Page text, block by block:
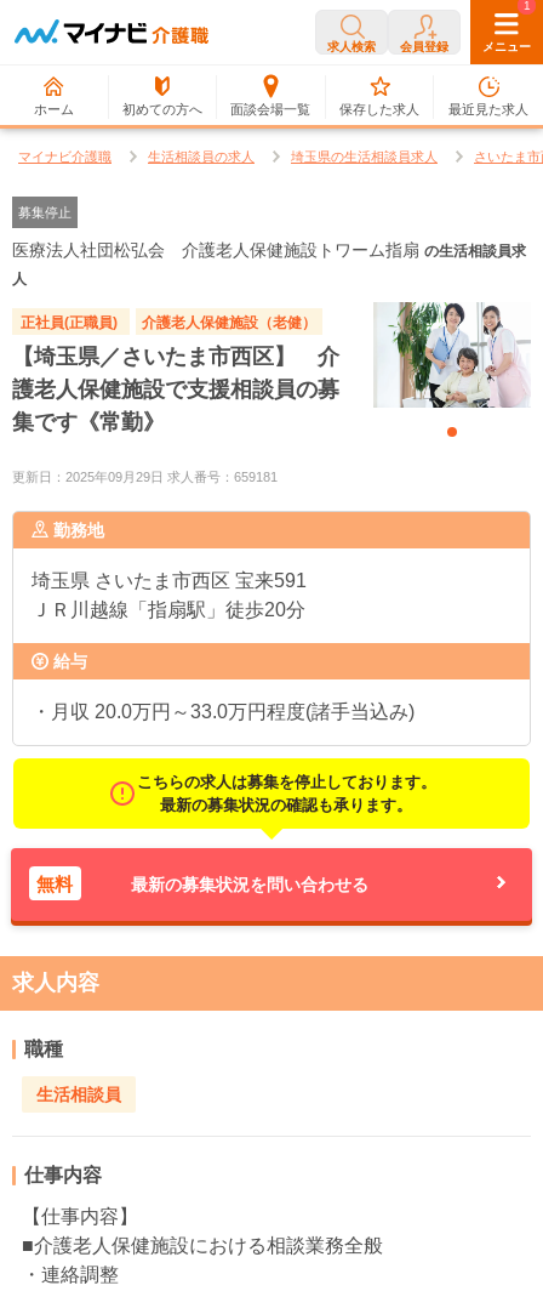
求人検索 会員登録 メニュー
ホーム 初めての方へ 面談会場一覧
0
保存した求人
1
最近見た求人
マイナビ介護職 生活相談員の求人 埼玉県の生活相談員求人 さいたま
募集停止
医療法人社団松弘会 介護老人保健施設トワーム指扇 の生活相談員求
人
正社員(正職員) 介護老人保健施設（老健）
【埼玉県／さいたま市西区】 介
護老人保健施設で支援相談員の募
集です《常勤》
更新日：2025年09月29日 求人番号：659181
勤務地
埼玉県 さいたま市西区 宝来591
ＪＲ川越線「指扇駅」徒歩20分
給与
・月収 20.0万円～33.0万円程度(諸手当込み)
こちらの求人は募集を停止しております。
最新の募集状況の確認も承ります。
無料 最新の募集状況を問い合わせる
求人内容
職種
生活相談員
仕事内容
【仕事内容】
■介護老人保健施設における相談業務全般
・連絡調整